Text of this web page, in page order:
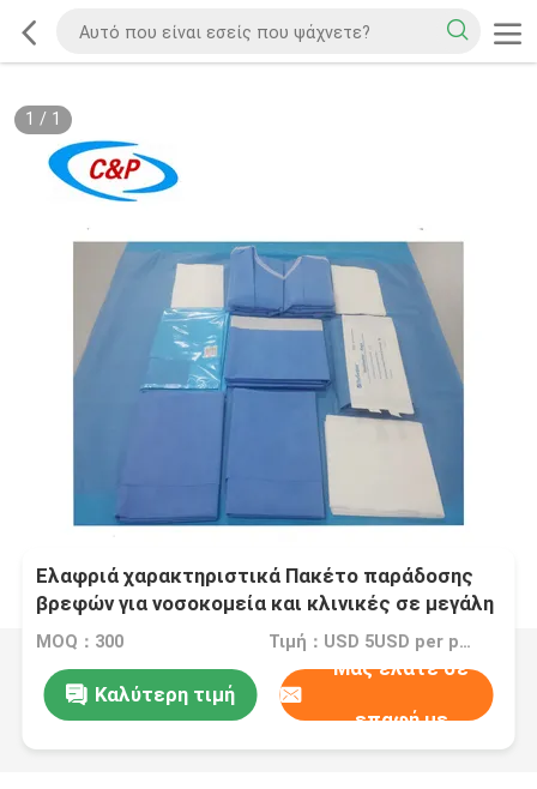
1 / 1
Ελαφριά χαρακτηριστικά Πακέτο παράδοσης
βρεφών για νοσοκομεία και κλινικές σε μεγάλη
ζήτηση
MOQ：300 Τιμή：USD 5USD per pack
Καλύτερη τιμή
Μας ελάτε σε
επαφή με